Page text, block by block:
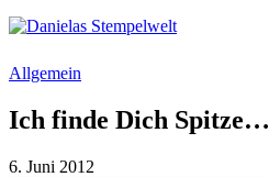
Allgemein
Ich finde Dich Spitze…
6. Juni 2012